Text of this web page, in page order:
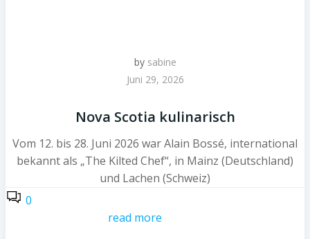
by sabine
Juni 29, 2026
Nova Scotia kulinarisch
Vom 12. bis 28. Juni 2026 war Alain Bossé, international
bekannt als „The Kilted Chef“, in Mainz (Deutschland)
und Lachen (Schweiz)
0
read more